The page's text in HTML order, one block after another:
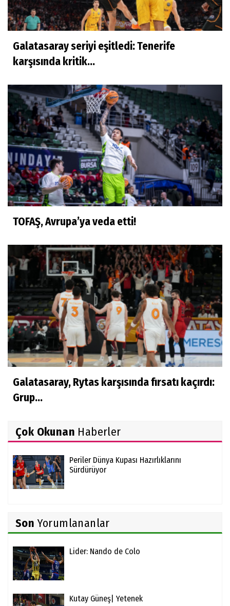
Galatasaray seriyi eşitledi: Tenerife
karşısında kritik...
TOFAŞ, Avrupa’ya veda etti!
Galatasaray, Rytas karşısında fırsatı kaçırdı:
Grup...
Çok Okunan Haberler
Periler Dünya Kupası Hazırlıklarını
Sürdürüyor
Son Yorumlananlar
Lider: Nando de Colo
Kutay Güneş| Yetenek